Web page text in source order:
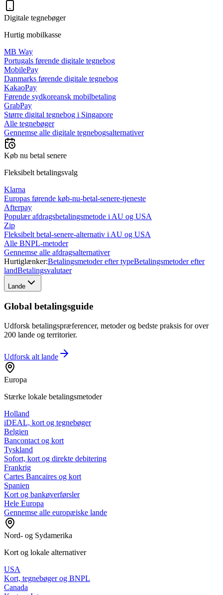
Digitale tegnebøger
Hurtig mobilkasse
MB Way
Portugals førende digitale tegnebog
MobilePay
Danmarks førende digitale tegnebog
KakaoPay
Førende sydkoreansk mobilbetaling
GrabPay
Større digital tegnebog i Singapore
Alle tegnebøger
Gennemse alle digitale tegnebogsalternativer
Køb nu betal senere
Fleksibelt betalingsvalg
Klarna
Europas førende køb-nu-betal-senere-tjeneste
Afterpay
Populær afdragsbetalingsmetode i AU og USA
Zip
Fleksibelt betal-senere-alternativ i AU og USA
Alle BNPL-metoder
Gennemse alle afdragsalternativer
Hurtiglænker:Betalingsmetoder efter typeBetalingsmetoder efter
landBetalingsvalutaer
Lande
Global betalingsguide
Udforsk betalingspræferencer, metoder og bedste praksis for over
200 lande og territorier.
Udforsk alt lande
Europa
Stærke lokale betalingsmetoder
Holland
iDEAL, kort og tegnebøger
Belgien
Bancontact og kort
Tyskland
Sofort, kort og direkte debitering
Frankrig
Cartes Bancaires og kort
Spanien
Kort og bankøverførsler
Hele Europa
Gennemse alle europæiske lande
Nord- og Sydamerika
Kort og lokale alternativer
USA
Kort, tegnebøger og BNPL
Canada